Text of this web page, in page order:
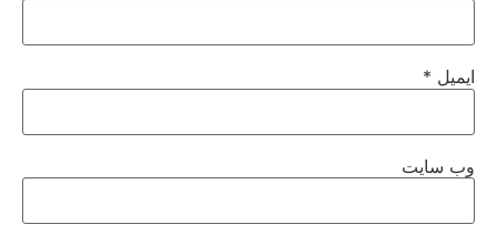
ایمیل *
وب‌ سایت